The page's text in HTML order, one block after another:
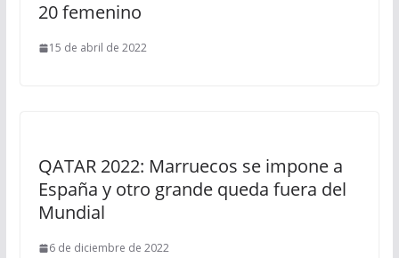
20 femenino
15 de abril de 2022
QATAR 2022: Marruecos se impone a
España y otro grande queda fuera del
Mundial
6 de diciembre de 2022